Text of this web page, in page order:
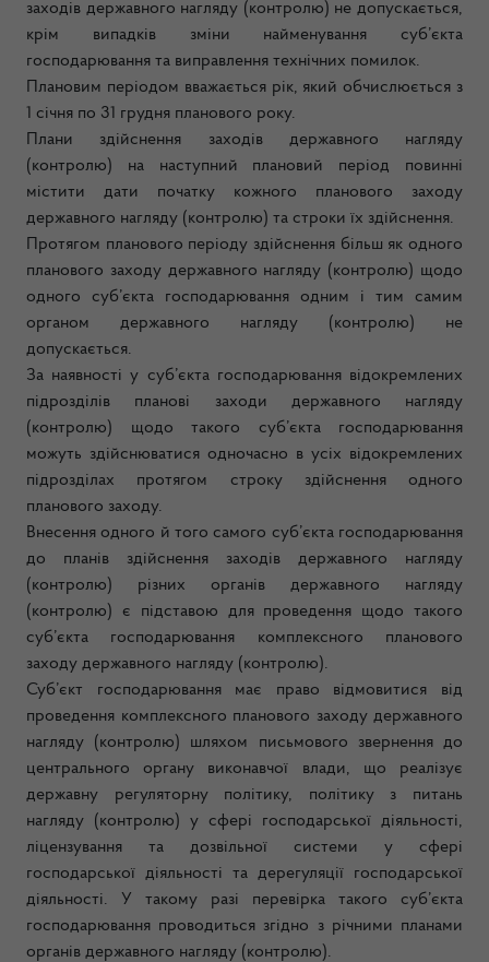
заходів державного нагляду (контролю) не допускається,
крім випадків зміни найменування суб’єкта
господарювання та виправлення технічних помилок.
Плановим періодом вважається рік, який обчислюється з
1 січня по 31 грудня планового року.
Плани здійснення заходів державного нагляду
(контролю) на наступний плановий період повинні
містити дати початку кожного планового заходу
державного нагляду (контролю) та строки їх здійснення.
Протягом планового періоду здійснення більш як одного
планового заходу державного нагляду (контролю) щодо
одного суб’єкта господарювання одним і тим самим
органом державного нагляду (контролю) не
допускається.
За наявності у суб’єкта господарювання відокремлених
підрозділів планові заходи державного нагляду
(контролю) щодо такого суб’єкта господарювання
можуть здійснюватися одночасно в усіх відокремлених
підрозділах протягом строку здійснення одного
планового заходу.
Внесення одного й того самого суб’єкта господарювання
до планів здійснення заходів державного нагляду
(контролю) різних органів державного нагляду
(контролю) є підставою для проведення щодо такого
суб’єкта господарювання комплексного планового
заходу державного нагляду (контролю).
Суб’єкт господарювання має право відмовитися від
проведення комплексного планового заходу державного
нагляду (контролю) шляхом письмового звернення до
центрального органу виконавчої влади, що реалізує
державну регуляторну політику, політику з питань
нагляду (контролю) у сфері господарської діяльності,
ліцензування та дозвільної системи у сфері
господарської діяльності та дерегуляції господарської
діяльності. У такому разі перевірка такого суб’єкта
господарювання проводиться згідно з річними планами
органів державного нагляду (контролю).